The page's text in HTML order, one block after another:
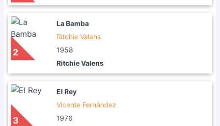
2
La Bamba
Ritchie Valens
1958
Ritchie Valens
3
El Rey
Vicente Fernández
1976